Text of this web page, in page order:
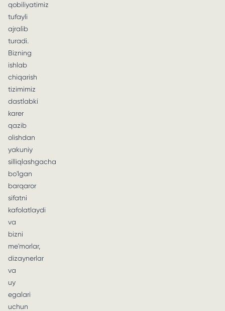
qobiliyatimiz
tufayli
ajralib
turadi.
Bizning
ishlab
chiqarish
tizimimiz
dastlabki
karer
qazib
olishdan
yakuniy
silliqlashgacha
bo'lgan
barqaror
sifatni
kafolatlaydi
va
bizni
me'morlar,
dizaynerlar
va
uy
egalari
uchun